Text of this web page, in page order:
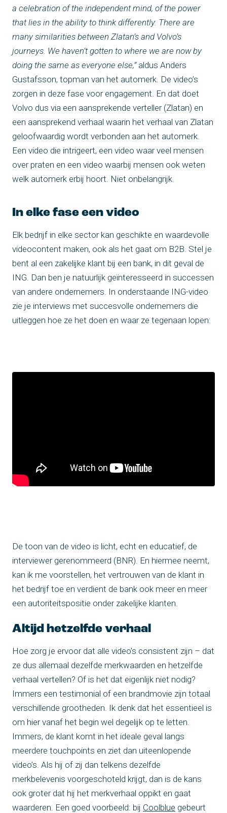
a celebration of the independent mind, of the power
that lies in the ability to think differently. There are
many similarities between Zlatan’s and Volvo’s
journeys. We haven’t gotten to where we are now by
doing the same as everyone else,”aldus Anders
Gustafsson, topman van het automerk. De video’s
zorgen in deze fase voor engagement. En dat doet
Volvo dus via een aansprekende verteller (Zlatan) en
een aansprekend verhaal waarin het verhaal van Zlatan
geloofwaardig wordt verbonden aan het automerk.
Een video die intrigeert, een video waar veel mensen
over praten en een video waarbij mensen ook weten
welk automerk erbij hoort. Niet onbelangrijk.
In elke fase een video
Elk bedrijf in elke sector kan geschikte en waardevolle
videocontent maken, ook als het gaat om B2B. Stel je
bent al een zakelijke klant bij een bank, in dit geval de
ING. Dan ben je natuurlijk geïnteresseerd in successen
van andere ondernemers. In onderstaande ING-video
zie je interviews met succesvolle ondernemers die
uitleggen hoe ze het doen en waar ze tegenaan lopen:
De toon van de video is licht, echt en educatief, de
interviewer gerenommeerd (BNR). En hiermee neemt,
kan ik me voorstellen, het vertrouwen van de klant in
het bedrijf toe en verdient de bank ook meer en meer
een autoriteitspositie onder zakelijke klanten.
Altijd hetzelfde verhaal
Hoe zorg je ervoor dat alle video’s consistent zijn – dat
ze dus allemaal dezelfde merkwaarden en hetzelfde
verhaal vertellen? Of is het dat eigenlijk niet nodig?
Immers een testimonial of een brandmovie zijn totaal
verschillende grootheden. Ik denk dat het essentieel is
om hier vanaf het begin wel degelijk op te letten.
Immers, de klant komt in het ideale geval langs
meerdere touchpoints en ziet dan uiteenlopende
video’s. Als hij of zij dan telkens dezelfde
merkbelevenis voorgeschoteld krijgt, dan is de kans
ook groter dat hij het merkverhaal oppikt en gaat
waarderen. Een goed voorbeeld: bij Coolblue gebeurt